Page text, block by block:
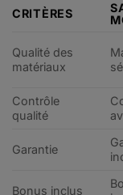
CRITÈRES
Qualité des
matériaux
Contrôle
qualité
Garantie
Bonus inclus